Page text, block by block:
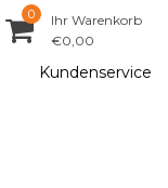
0
Ihr Warenkorb
€0,00
Kundenservice